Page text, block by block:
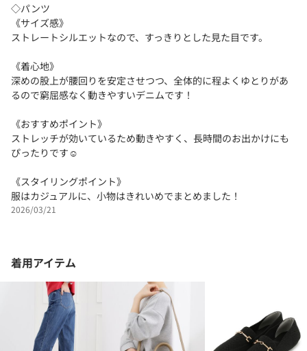
◇パンツ
《サイズ感》
ストレートシルエットなので、すっきりとした見た目です。
《着心地》
深めの股上が腰回りを安定させつつ、全体的に程よくゆとりがあ
るので窮屈感なく動きやすいデニムです！
《おすすめポイント》
ストレッチが効いているため動きやすく、長時間のお出かけにも
ぴったりです☺︎
《スタイリングポイント》
服はカジュアルに、小物はきれいめでまとめました！
2026/03/21
着用アイテム